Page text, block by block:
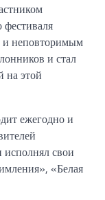
фестиваля
и неповторимым
и стал
на этой
ежегодно и
свои
«Белая